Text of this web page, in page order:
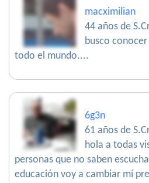
macximilian
44 años de
busco
todo el mundo....
6g3n
61 años de
hola a todas
personas que no saben
educación voy a cambiar mí